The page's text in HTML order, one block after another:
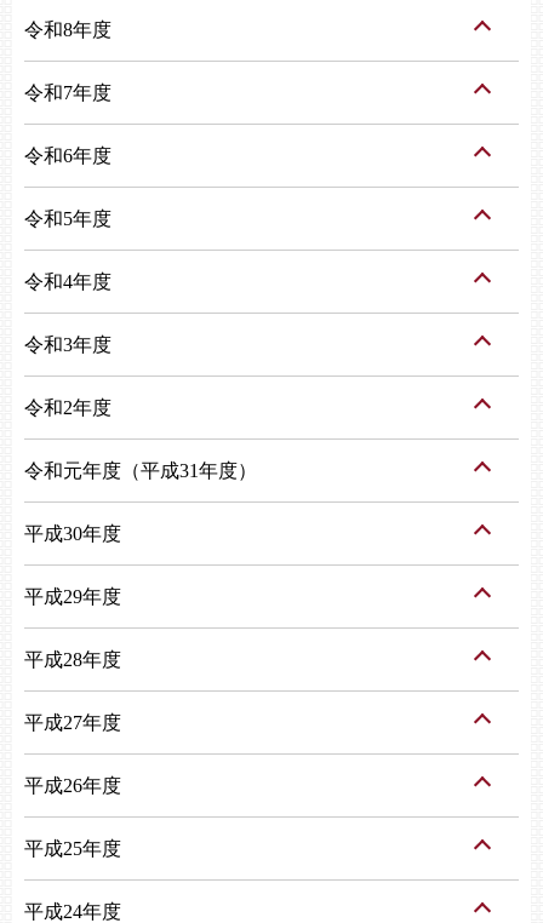
令和8年度
令和7年度
令和6年度
令和5年度
令和4年度
令和3年度
令和2年度
令和元年度（平成31年度）
平成30年度
平成29年度
平成28年度
平成27年度
平成26年度
平成25年度
平成24年度